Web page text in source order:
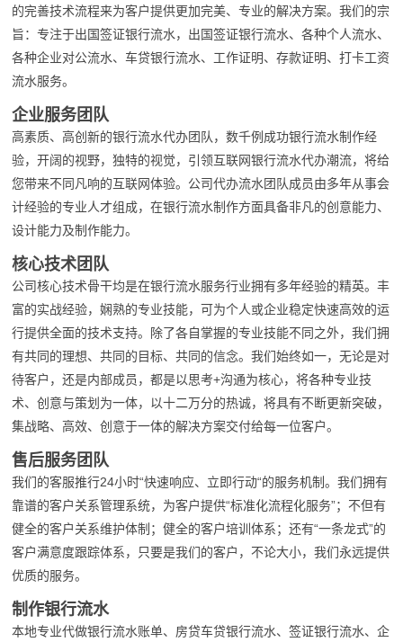
的完善技术流程来为客户提供更加完美、专业的解决方案。我们的宗
旨：专注于出国签证银行流水，出国签证银行流水、各种个人流水、
各种企业对公流水、车贷银行流水、工作证明、存款证明、打卡工资
流水服务。
企业服务团队
高素质、高创新的银行流水代办团队，数千例成功银行流水制作经
验，开阔的视野，独特的视觉，引领互联网银行流水代办潮流，将给
您带来不同凡响的互联网体验。公司代办流水团队成员由多年从事会
计经验的专业人才组成，在银行流水制作方面具备非凡的创意能力、
设计能力及制作能力。
核心技术团队
公司核心技术骨干均是在银行流水服务行业拥有多年经验的精英。丰
富的实战经验，娴熟的专业技能，可为个人或企业稳定快速高效的运
行提供全面的技术支持。除了各自掌握的专业技能不同之外，我们拥
有共同的理想、共同的目标、共同的信念。我们始终如一，无论是对
待客户，还是内部成员，都是以思考+沟通为核心，将各种专业技
术、创意与策划为一体，以十二万分的热诚，将具有不断更新突破，
集战略、高效、创意于一体的解决方案交付给每一位客户。
售后服务团队
我们的客服推行24小时“快速响应、立即行动“的服务机制。我们拥有
靠谱的客户关系管理系统，为客户提供“标准化流程化服务”；不但有
健全的客户关系维护体制；健全的客户培训体系；还有“一条龙式”的
客户满意度跟踪体系，只要是我们的客户，不论大小，我们永远提供
优质的服务。
制作银行流水
本地专业代做银行流水账单、房贷车贷银行流水、签证银行流水、企